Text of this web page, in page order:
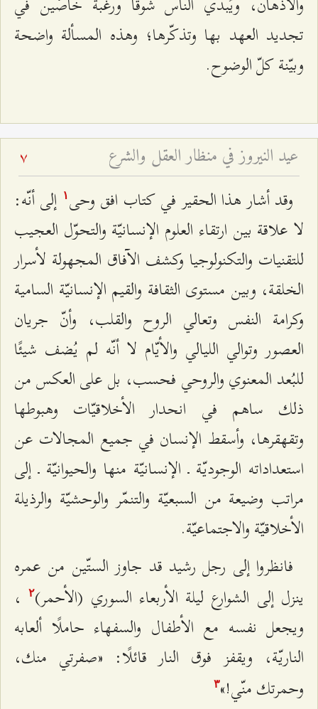
تجديد العهد بها وتذكّرها؛ وهذه المسألة واضحة
وبيّنة كلّ الوضوح.
عيد النيروز في منظار العقل والشرع 7
وقد أشار هذا الحقير في كتاب افق وحى ۱
إلى أنّه:
لا علاقة بين ارتقاء العلوم الإنسانيّة والتحوّل العجيب
للتقنيات والتكنولوجيا وكشف الآفاق المجهولة لأسرار
الخلقة، وبين مستوى الثقافة والقيم الإنسانيّة السامية
وكرامة النفس وتعالي الروح والقلب، وأنّ جريان
العصور وتوالي الليالي والأيّام لا أنّه لم يُضف شيئًا
للبُعد المعنوي والروحي فحسب، بل على العكس من
ذلك ساهم في انحدار الأخلاقيّات وهبوطها
وتقهقرها، وأسقط الإنسان في جميع المجالات عن
استعداداته الوجوديّة ـ الإنسانيّة منها والحيوانيّة ـ إلى
مراتب وضيعة من السبعيّة والتنمّر والوحشيّة والرذيلة
الأخلاقيّة والاجتماعيّة.
فانظروا إلى رجل رشيد قد جاوز الستّين من عمره
ينزل إلى الشوارع ليلة الأربعاء السوري (الأحمر)٢،
ويجعل نفسه مع الأطفال والسفهاء حاملًا ألعابه
الناريّة، ويقفز فوق النار قائلًا: «صفرتي منك،
وحمرتك منّي!»٣